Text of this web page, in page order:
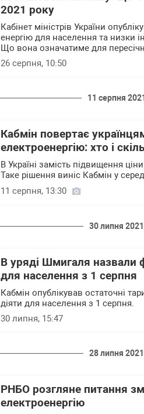
2021 року
Кабінет міністрів України
енергію для населення та низки
Що вона означатиме для
26 серпня, 10:50
11 серпня 2021
Кабмін повертає
електроенергію: хто і
В Україні замість підвищення
Таке рішення виніс Кабмін у
11 серпня, 13:30
30 липня 2021
В уряді Шмигаля назвали
для населення з 1 серпня
Кабмін опублікував остаточні
діяти для населення з 1 серпня.
30 липня, 15:47
28 липня 2021
РНБО розгляне питання
електроенергію